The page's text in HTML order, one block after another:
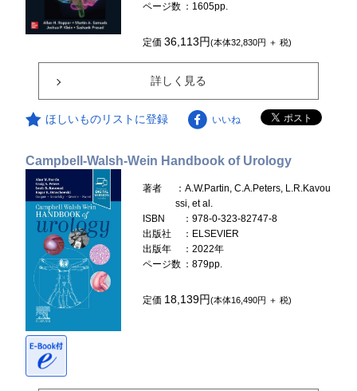
ページ数 ：1605pp.
定価36,113円(本体32,830円 ＋ 税)
詳しく見る
ほしいものリストに登録 いいね
Campbell-Walsh-Wein Handbook of Urology
著者
：A.W.Partin, C.A.Peters, L.R.Kavou
ssi, et al.
ISBN
：978-0-323-82747-8
出版社
：ELSEVIER
出版年
：2022年
ページ数 ：879pp.
定価 18,139円(本体16,490円 ＋ 税)